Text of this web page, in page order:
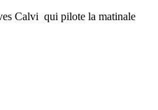
Calvi qui pilote la matinale